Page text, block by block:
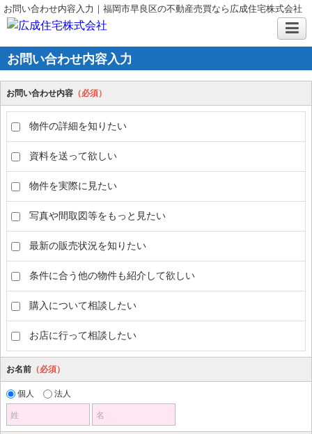
お問い合わせ内容入力｜福岡市早良区の不動産売買なら広成住宅株式会社
お問い合わせ内容入力
お問い合わせ内容 （必須）
物件の詳細を知りたい
資料を送って欲しい
物件を実際に見たい
写真や間取図等をもっと見たい
最新の販売状況を知りたい
条件に合う他の物件も紹介して欲しい
購入について相談したい
お店に行って相談したい
お名前 （必須）
個人 法人
姓 名